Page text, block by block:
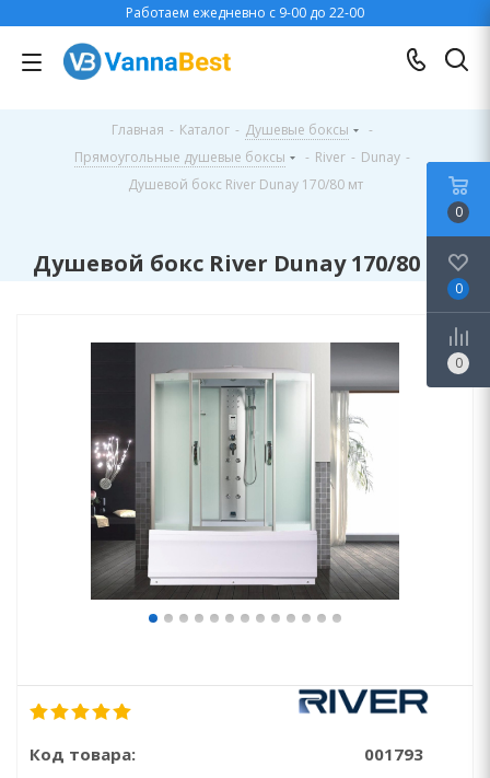
Работаем ежедневно с 9-00 до 22-00
Главная - Каталог - Душевые боксы
-
Прямоугольные душевые боксы
- River - Dunay -
Душевой бокс River Dunay 170/80 мт
Душевой бокс River Dunay 170/80 мт
Код товара: 001793
0
0
0